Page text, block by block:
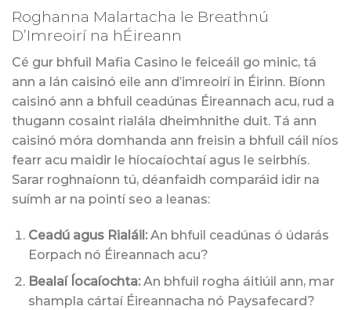
Roghanna Malartacha le Breathnú
D’Imreoirí na hÉireann
Cé gur bhfuil Mafia Casino le feiceáil go minic, tá
ann a lán caisinó eile ann d’imreoirí in Éirinn. Bíonn
caisinó ann a bhfuil ceadúnas Éireannach acu, rud a
thugann cosaint rialála dheimhnithe duit. Tá ann
caisinó móra domhanda ann freisin a bhfuil cáil níos
fearr acu maidir le híocaíochtaí agus le seirbhís.
Sarar roghnaíonn tú, déanfaidh comparáid idir na
suímh ar na pointí seo a leanas:
Ceadú agus Rialáil:An bhfuil ceadúnas ó údarás
Eorpach nó Éireannach acu?
Bealaí Íocaíochta:An bhfuil rogha áitiúil ann, mar
shampla cártaí Éireannacha nó Paysafecard?